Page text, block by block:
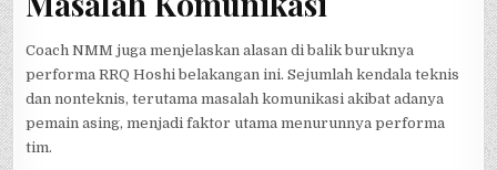
Coach NMM juga menjelaskan alasan di balik buruknya
performa RRQ Hoshi belakangan ini. Sejumlah kendala teknis
dan nonteknis, terutama masalah komunikasi akibat adanya
pemain asing, menjadi faktor utama menurunnya performa
tim.